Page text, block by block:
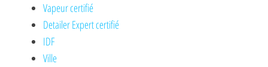
Vapeur certifié
Detailer Expert certifié
IDF
Ville